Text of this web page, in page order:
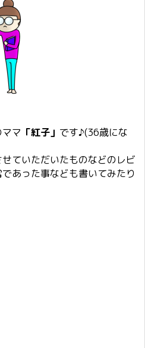
マ 「紅子」 です♪(36歳にな
ていただいたものなどのレビ
あった事なども書いてみたり